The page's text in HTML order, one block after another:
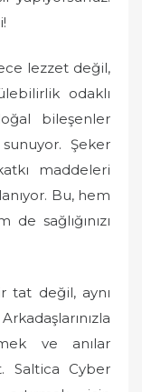
lezzet değil,
odaklı
bileşenler
Şeker
maddeleri
Bu, hem
sağlığınızı
tat değil, aynı
ve anılar
Saltica Cyber